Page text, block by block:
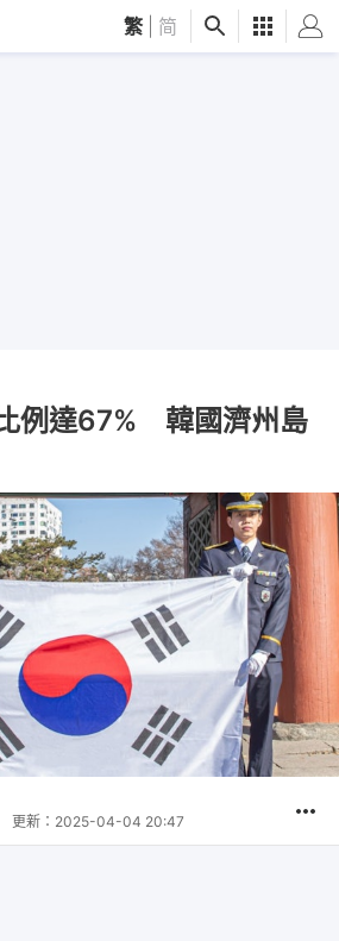
繁 简
例達67% 韓國濟州島
更新： 2025-04-04 20:47